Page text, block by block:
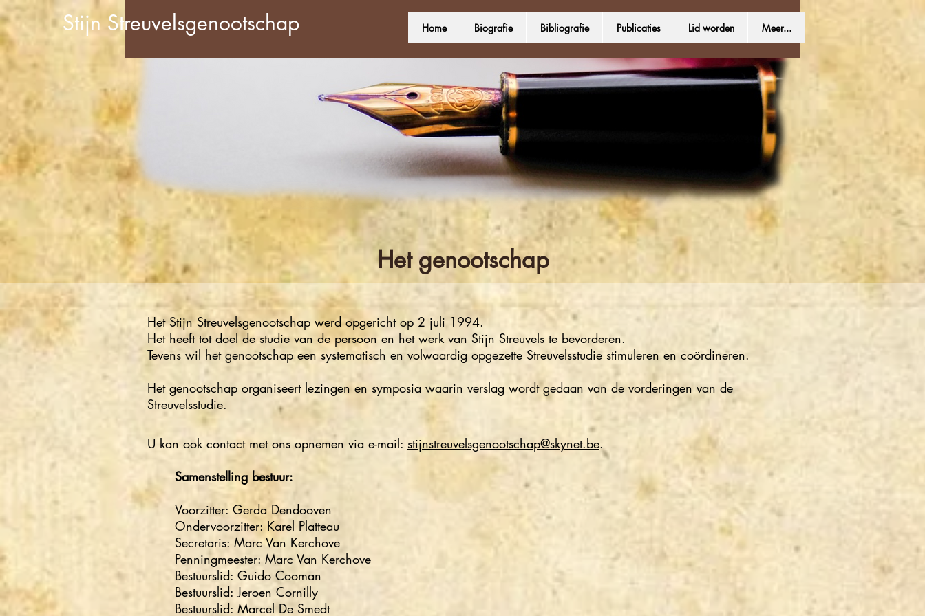
Stijn Streuvelsgenootschap Home Biografie Bibliografie Publicaties Lid worden Meer...
Het genootschap
Het Stijn Streuvelsgenootschap werd opgericht op 2 juli 1994.
Het heeft tot doel de studie van de persoon en het werk van Stijn Streuvels te bevorderen.
Tevens wil het genootschap een systematisch en volwaardig opgezette Streuvelsstudie stimuleren en coördineren.
Het genootschap organiseert lezingen en symposia waarin verslag wordt gedaan van de vorderingen van de
Streuvelsstudie.
U kan ook contact met ons opnemen via e-mail: stijnstreuvelsgenootschap@skynet.be.
Samenstelling bestuur:
Voorzitter: Gerda Dendooven
Ondervoorzitter: Karel Platteau
Secretaris: Marc Van Kerchove
Penningmeester: Marc Van Kerchove
Bestuurslid: Guido Cooman
Bestuurslid: Jeroen Cornilly
Bestuurslid: Marcel De Smedt